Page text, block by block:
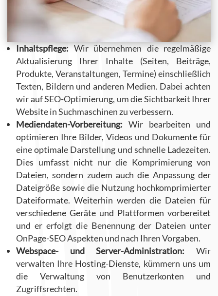
Inhaltspflege:Wir übernehmen die regelmäßige
Aktualisierung Ihrer Inhalte (Seiten, Beiträge,
Produkte, Veranstaltungen, Termine) einschließlich
Texten, Bildern und anderen Medien. Dabei achten
wir auf SEO-Optimierung, um die Sichtbarkeit Ihrer
Website in Suchmaschinen zu verbessern.
Mediendaten-Vorbereitung: Wir bearbeiten und
optimieren Ihre Bilder, Videos und Dokumente für
eine optimale Darstellung und schnelle Ladezeiten.
Dies umfasst nicht nur die Komprimierung von
Dateien, sondern zudem auch die Anpassung der
Dateigröße sowie die Nutzung hochkomprimierter
Dateiformate. Weiterhin werden die Dateien für
verschiedene Geräte und Plattformen vorbereitet
und er erfolgt die Benennung der Dateien unter
OnPage-SEO Aspekten und nach Ihren Vorgaben.
Webspace- und Server-Administration: Wir
verwalten Ihre Hosting-Dienste, kümmern uns um
die Verwaltung von Benutzerkonten und
Zugriffsrechten.